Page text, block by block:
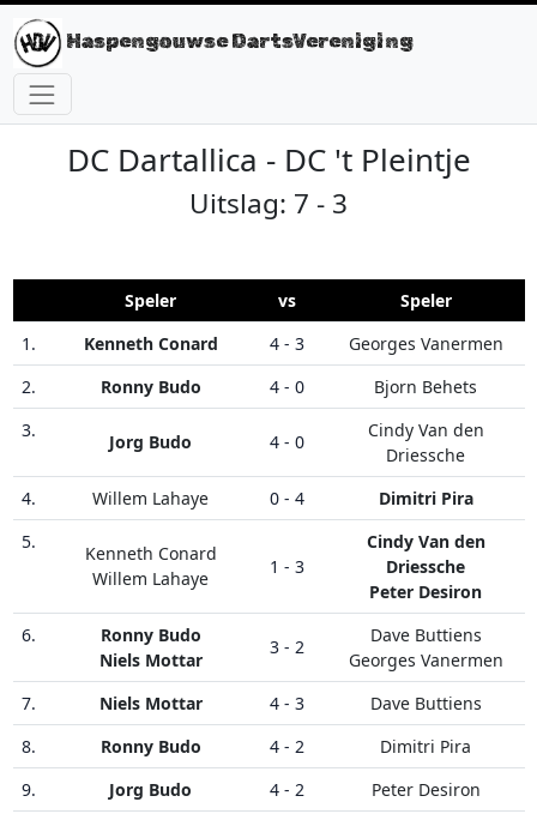
Haspengouwse DartsVereniging
DC Dartallica - DC 't Pleintje
Uitslag: 7 - 3
Speler vs
Speler
1.
Kenneth Conard 4 - 3
Georges Vanermen
2.
Ronny Budo 4 - 0
Bjorn Behets
3.
Jorg Budo 4 - 0
Cindy Van den
Driessche
4.
Willem Lahaye 0 - 4
Dimitri Pira
5.
Kenneth Conard
Willem Lahaye
1 - 3
Cindy Van den
Driessche
Peter Desiron
6.
Ronny Budo
Niels Mottar
3 - 2
Dave Buttiens
Georges Vanermen
7.
Niels Mottar 4 - 3
Dave Buttiens
8.
Ronny Budo 4 - 2
Dimitri Pira
9.
Jorg Budo 4 - 2
Peter Desiron